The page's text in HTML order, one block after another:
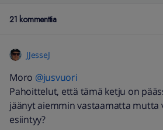
21 kommenttia
JJesseJ
Moro @jusvuori
Pahoittelut, että tämä ketju on
jäänyt aiemmin vastaamatta mutta
esiintyy?